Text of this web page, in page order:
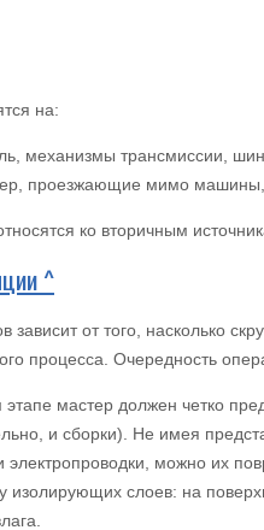
на:
механизмы трансмиссии,
проезжающие мимо
ко вторичным
^
зависит от того, насколько
процесса. Очередность
мастер должен четко
и сборки). Не имея
электропроводки, можно их
изолирующих слоев: на